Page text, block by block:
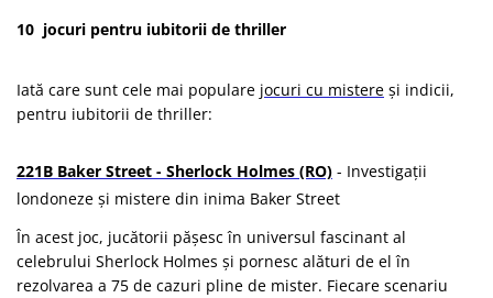
10 jocuri pentru iubitorii de thriller
Iată care sunt cele mai populare jocuri cu mistere și indicii,
pentru iubitorii de thriller:
221B Baker Street - Sherlock Holmes (RO) - Investigații
londoneze și mistere din inima Baker Street
În acest joc, jucătorii pășesc în universul fascinant al
celebrului Sherlock Holmes și pornesc alături de el în
rezolvarea a 75 de cazuri pline de mister. Fiecare scenariu